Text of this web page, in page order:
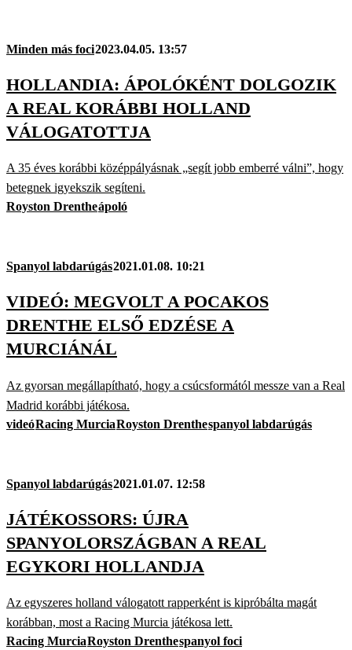
Minden más foci2023.04.05. 13:57
HOLLANDIA: ÁPOLÓKÉNT DOLGOZIK
A REAL KORÁBBI HOLLAND
VÁLOGATOTTJA
A 35 éves korábbi középpályásnak „segít jobb emberré válni”, hogy
betegnek igyekszik segíteni.
Royston Drentheápoló
Spanyol labdarúgás2021.01.08. 10:21
VIDEÓ: MEGVOLT A POCAKOS
DRENTHE ELSŐ EDZÉSE A
MURCIÁNÁL
Az gyorsan megállapítható, hogy a csúcsformától messze van a Real
Madrid korábbi játékosa.
videóRacing MurciaRoyston Drenthespanyol labdarúgás
Spanyol labdarúgás2021.01.07. 12:58
JÁTÉKOSSORS: ÚJRA
SPANYOLORSZÁGBAN A REAL
EGYKORI HOLLANDJA
Az egyszeres holland válogatott rapperként is kipróbálta magát
korábban, most a Racing Murcia játékosa lett.
Racing MurciaRoyston Drenthespanyol foci